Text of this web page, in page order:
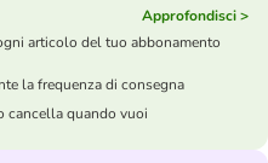
Approfondisci >
articolo del tuo abbonamento
la frequenza di consegna
cancella quando vuoi